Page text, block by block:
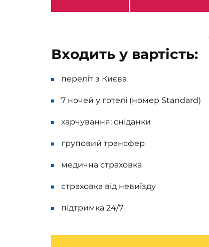
Входить у вартість:
переліт з Києва
7 ночей у готелі (номер Standard)
харчування: сніданки
груповий трансфер
медична страховка
страховка від невиїзду
підтримка 24/7